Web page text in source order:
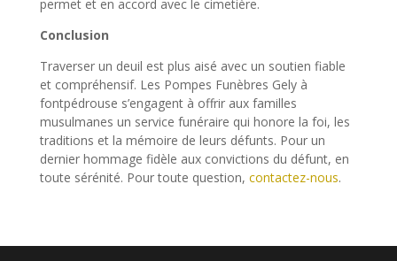
permet et en accord avec le cimetière.
Conclusion
Traverser un deuil est plus aisé avec un soutien fiable
et compréhensif. Les Pompes Funèbres Gely à
fontpédrouse s’engagent à offrir aux familles
musulmanes un service funéraire qui honore la foi, les
traditions et la mémoire de leurs défunts. Pour un
dernier hommage fidèle aux convictions du défunt, en
toute sérénité. Pour toute question, contactez-nous.